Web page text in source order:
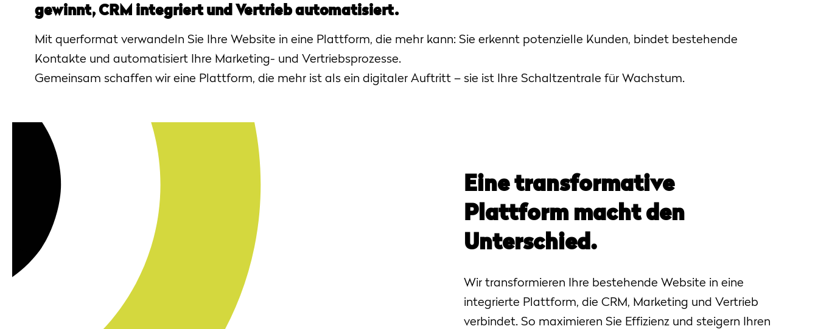
gewinnt, CRM integriert und Vertrieb automatisiert.
Mit querformat verwandeln Sie Ihre Website in eine Plattform, die mehr kann: Sie erkennt potenzielle Kunden, bindet bestehende
Kontakte und automatisiert Ihre Marketing- und Vertriebsprozesse.
Gemeinsam schaffen wir eine Plattform, die mehr ist als ein digitaler Auftritt – sie ist Ihre Schaltzentrale für Wachstum.
Eine transformative
Plattform macht den
Unterschied.
Wir transformieren Ihre bestehende Website in eine
integrierte Plattform, die CRM, Marketing und Vertrieb
verbindet. So maximieren Sie Effizienz und steigern Ihren